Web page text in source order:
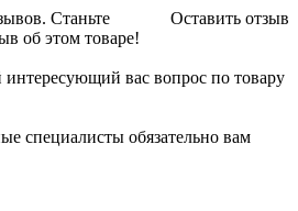
Оставить отзыв
Станьте
об этом товаре!
вас вопрос по товару
специалисты обязательно вам